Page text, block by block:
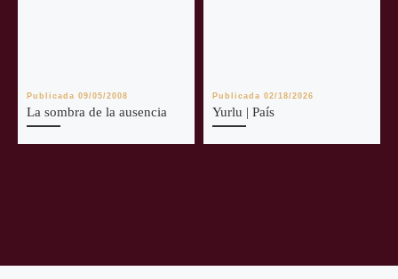
Publicada09/05/2008
La sombra de la ausencia
Publicada02/18/2026
Yurlu | País